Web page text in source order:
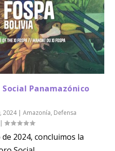
Panamazónico
2024|Amazonía, Defensa
|
2024, concluimos la